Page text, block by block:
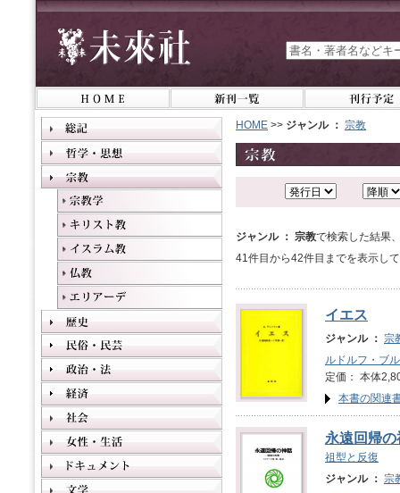
HOME >> ジャンル ： 宗教
ジャンル ： 宗教で検索した結果
41件目から42件目までを表示し
イエス
ジャンル ： 宗
ルドルフ・ブ
定価： 本体
本書の関連
永遠回帰の
祖型と反復
ジャンル ： 宗